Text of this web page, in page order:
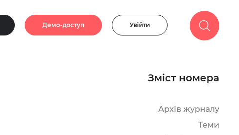
Демо-доступ Увійти
Зміст номера
Архів журналу
Теми